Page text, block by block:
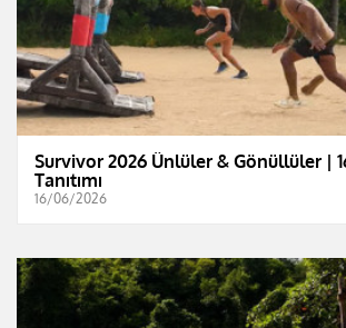
Survivor 2026 Ünlüler & Gönüllüler |
Tanıtımı
16/06/2026